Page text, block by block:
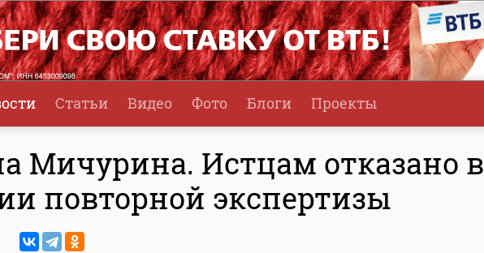
Статьи Видео Фото Блоги Проекты
Мичурина. Истцам отказано в
повторной экспертизы